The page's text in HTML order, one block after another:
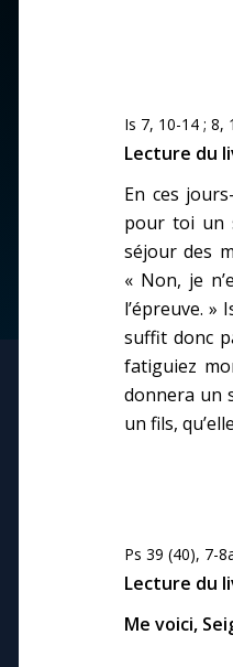
Me consacrer à Jésus
Mes intentions de
Une Minute avec Marie
Is 7, 10-14 ; 8,
Lecture du
En ces
pour toi un
séjour des
« Non, je
l’épreuve. »
suffit donc
fatiguiez
donnera un
un fils,
Ps 39 (40), 7-
Lecture du
Me voici,